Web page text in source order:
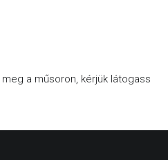
a műsoron, kérjük látogass